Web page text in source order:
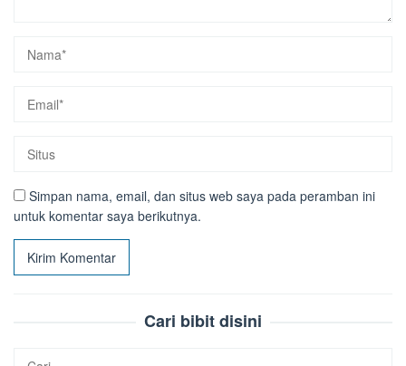
Simpan nama, email, dan situs web saya pada peramban ini
untuk komentar saya berikutnya.
Cari bibit disini